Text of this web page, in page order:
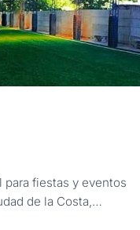
para fiestas y eventos
de la Costa,